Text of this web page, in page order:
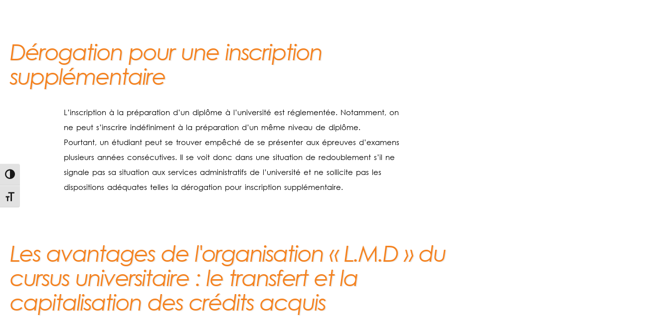
Passer en contraste élevé
Changer la taille de la police
Dérogation pour une inscription
supplémentaire
L’inscription à la préparation d’un diplôme à l’université est réglementée. Notamment, on
ne peut s’inscrire indéfiniment à la préparation d’un même niveau de diplôme.
Pourtant, un étudiant peut se trouver empêché de se présenter aux épreuves d’examens
plusieurs années consécutives. Il se voit donc dans une situation de redoublement s’il ne
signale pas sa situation aux services administratifs de l’université et ne sollicite pas les
dispositions adéquates telles la dérogation pour inscription supplémentaire.
Les avantages de l'organisation « L.M.D » du
cursus universitaire : le transfert et la
capitalisation des crédits acquis